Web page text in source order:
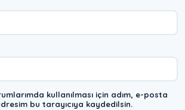
kullanılması için adım, e-posta
bu tarayıcıya kaydedilsin.